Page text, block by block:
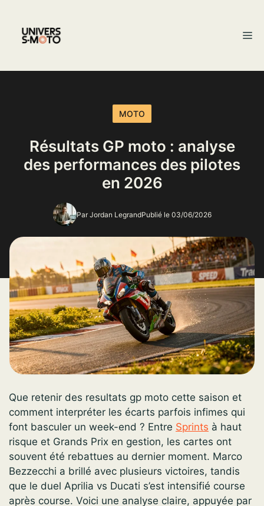
contenu
MOTO
Résultats GP moto : analyse
des performances des pilotes
en 2026
Par Jordan LegrandPublié le 03/06/2026
Que retenir des resultats gp moto cette saison et
comment interpréter les écarts parfois infimes qui
font basculer un week-end ? Entre Sprints à haut
risque et Grands Prix en gestion, les cartes ont
souvent été rebattues au dernier moment. Marco
Bezzecchi a brillé avec plusieurs victoires, tandis
que le duel Aprilia vs Ducati s’est intensifié course
après course. Voici une analyse claire, appuyée par